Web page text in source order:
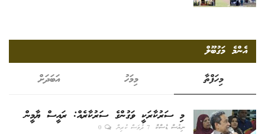
އެންމެ މަގުބޫލް
މިހަފްތާ
މިމަހު އަބަދަށް
މި ސަރުކާރަކީ ވަގުންގެ ސަރުކާރެއް: ރައީސް ޔާމީން
ނިއުސް ޑެސްކް 7 ދުވަސް ކުރިން 0